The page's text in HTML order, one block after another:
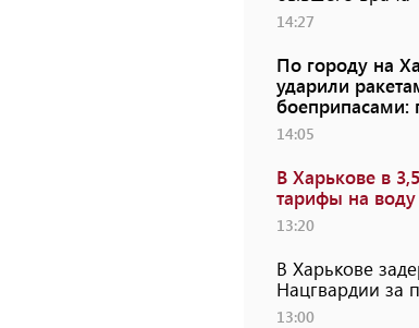
14:27
По городу на
ударили
боеприпасами:
14:05
В Харькове в
тарифы на
13:20
В Харькове
Нацгвардии за
13:00